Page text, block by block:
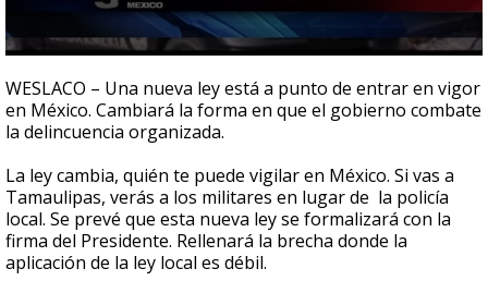
seconds
of
2
minutes,
seconds
WESLACO – Una nueva ley está a punto de entrar en vigor
en México. Cambiará la forma en que el gobierno combate
la delincuencia organizada.
La ley cambia, quién te puede vigilar en México. Si vas a
Tamaulipas, verás a los militares en lugar de la policía
local. Se prevé que esta nueva ley se formalizará con la
firma del Presidente. Rellenará la brecha donde la
aplicación de la ley local es débil.